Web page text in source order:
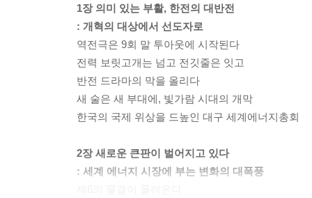
1장 의미 있는 부활, 한전의 대반전
: 개혁의 대상에서 선도자로
역전극은 9회 말 투아웃에 시작된다
전력 보릿고개는 넘고 전깃줄은 잇고
반전 드라마의 막을 올리다
새 술은 새 부대에, 빛가람 시대의 개막
한국의 국제 위상을 드높인 대구 세계에너지총회
2장 새로운 큰판이 벌어지고 있다
: 세계 에너지 시장에 부는 변화의 대폭풍